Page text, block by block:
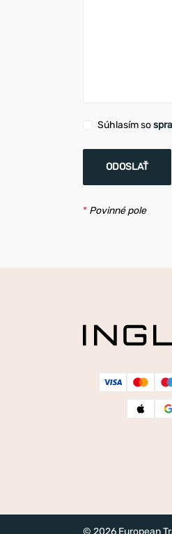
Súhlasím so
ODOSLAŤ
* Povinné pole
© 2026 European